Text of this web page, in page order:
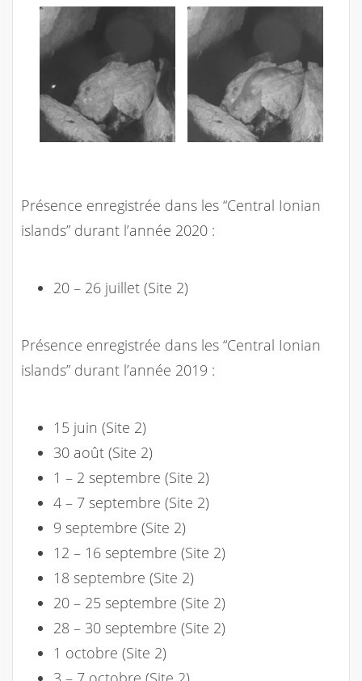
Présence enregistrée dans les “Central Ionian
islands” durant l’année 2020 :
20 – 26 juillet (Site 2)
Présence enregistrée dans les “Central Ionian
islands” durant l’année 2019 :
15 juin (Site 2)
30 août (Site 2)
1 – 2 septembre (Site 2)
4 – 7 septembre (Site 2)
9 septembre (Site 2)
12 – 16 septembre (Site 2)
18 septembre (Site 2)
20 – 25 septembre (Site 2)
28 – 30 septembre (Site 2)
1 octobre (Site 2)